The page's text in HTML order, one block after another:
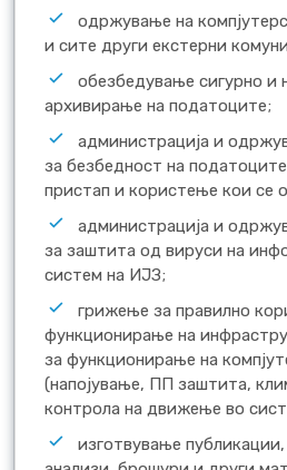
одржување на
и сите други екстерни
обезбедување сигурно и
архивирање на податоците;
администрација и
за безбедност на
пристап и користење кои се
администрација и
за заштита од вируси на
систем на ИЈЗ;
грижење за правилно
функционирање на
за функционирање на
(напојување, ПП заштита,
контрола на движење во
изготвување